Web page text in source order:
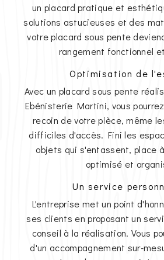
un placard pratique et
solutions astucieuses et des
votre placard sous pente
rangement fonctionnel
Optimisation de
Avec un placard sous pente
Ebénisterie Martini, vous
recoin de votre pièce, même
difficiles d'accès. Fini les
objets qui s'entassent, place
optimisé et
Un service
L'entreprise met un point
ses clients en proposant un
conseil à la réalisation. Vous
d'un accompagnement sur-